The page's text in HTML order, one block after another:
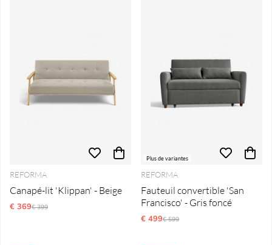
REFORMA
Canapé-lit 'Klippan' - Beige
€ 369Prix régulier:
€ 399
Plus de variantes
REFORMA
Fauteuil convertible 'San
Francisco' - Gris foncé
€ 499Prix régulier:
€ 599